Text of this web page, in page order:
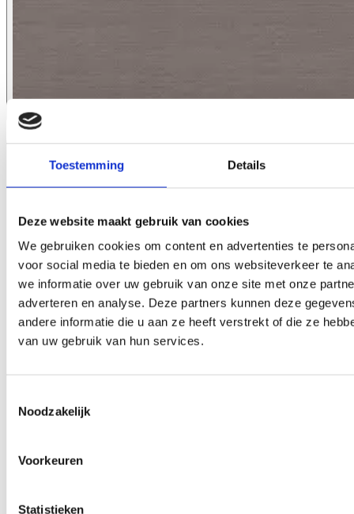
Toestemming Details
Deze website maakt gebruik van cookies
We gebruiken cookies om content en advertenties te
voor social media te bieden en om ons websiteverkeer te
we informatie over uw gebruik van onze site met onze
adverteren en analyse. Deze partners kunnen deze
andere informatie die u aan ze heeft verstrekt of die ze
van uw gebruik van hun services.
Noodzakelijk
Voorkeuren
Statistieken
1106.12